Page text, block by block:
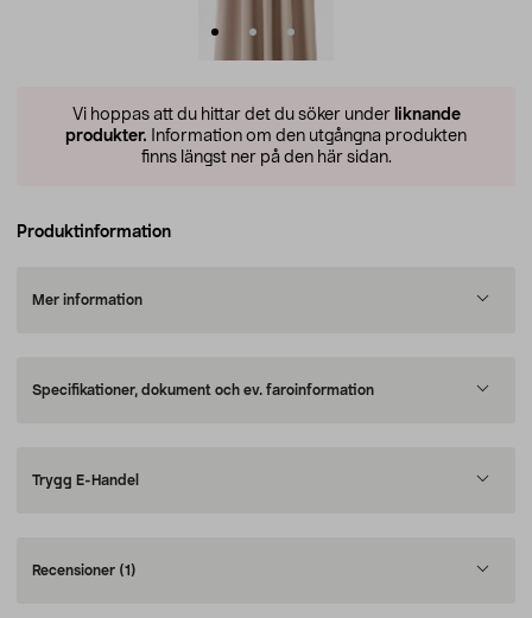
Vi hoppas att du hittar det du söker under liknande
produkter. Information om den utgångna produkten
finns längst ner på den här sidan.
Produktinformation
Mer information
Specifikationer, dokument och ev. faroinformation
Trygg E-Handel
Recensioner (1)